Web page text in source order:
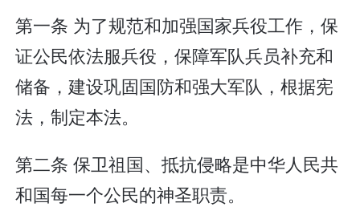
第一条 为了规范和加强国家兵役工作，保
证公民依法服兵役，保障军队兵员补充和
储备，建设巩固国防和强大军队，根据宪
法，制定本法。
第二条 保卫祖国、抵抗侵略是中华人民共
和国每一个公民的神圣职责。